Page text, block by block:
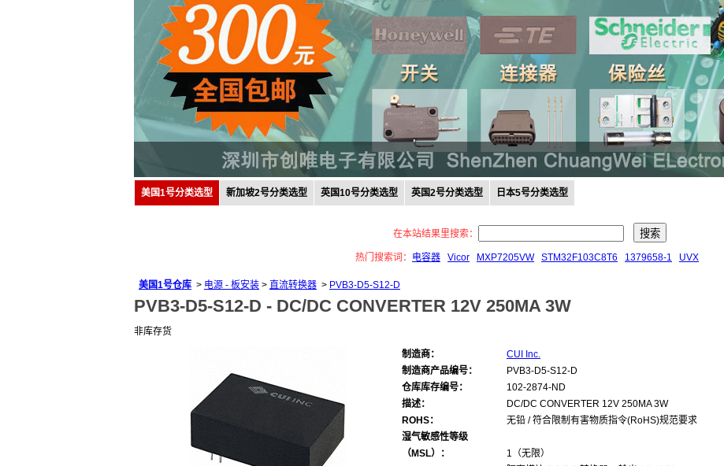
美国1号分类选型 新加坡2号分类选型 英国10号分类选型 英国2号分类选型 日本5号分类选型
在本站结果里搜索：
热门搜索词： 电容器 Vicor MXP7205VW STM32F103C8T6 1379658-1 UVX
美国1号仓库 > 电源 - 板安装 > 直流转换器 > PVB3-D5-S12-D
PVB3-D5-S12-D - DC/DC CONVERTER 12V 250MA 3W
非库存货
制造商：
CUI Inc.
制造商产品编号：
PVB3-D5-S12-D
仓库库存编号：
102-2874-ND
描述：
DC/DC CONVERTER 12V 250MA 3W
ROHS：
无铅 / 符合限制有害物质指令(RoHS)规范要求
湿气敏感性等级
（MSL）：
1（无限）